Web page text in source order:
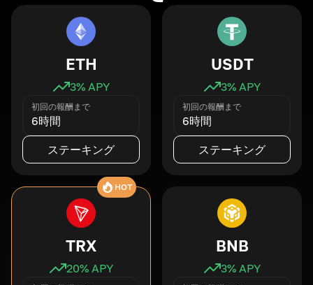
ETH
3% APY
初回の報酬まで
6時間
ステーキング
USDT
3% APY
初回の報酬まで
6時間
ステーキング
HOT
TRX
20% APY
BNB
3% APY